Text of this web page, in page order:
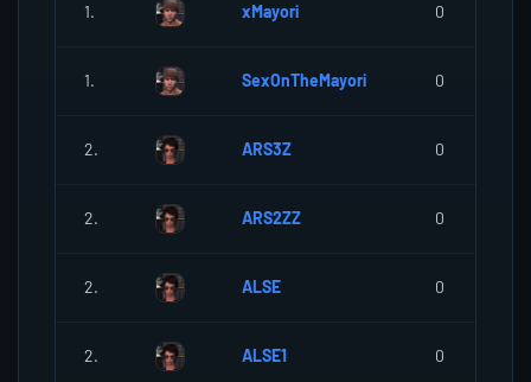
1. xMayori 0
1. SexOnTheMayori 0
2. ARS3Z 0
2. ARS2ZZ 0
2. ALSE 0
2. ALSE1 0